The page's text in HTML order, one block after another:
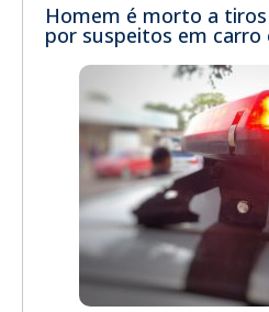
Homem é morto a
por suspeitos em carro